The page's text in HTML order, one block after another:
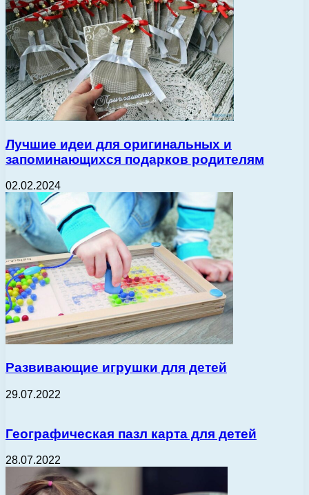
Лучшие идеи для оригинальных и
запоминающихся подарков родителям
02.02.2024
Развивающие игрушки для детей
29.07.2022
Географическая пазл карта для детей
28.07.2022